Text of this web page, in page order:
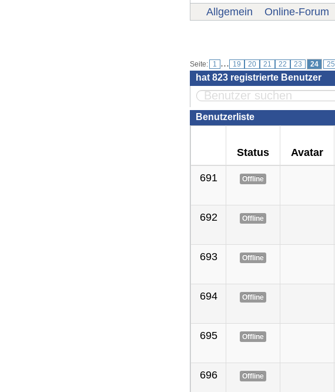
Allgemein Online-Forum
Seite: 1 ... 19 20 21 22 23 24 25
hat 823 registrierte Benutzer
Benutzerliste
Status Avatar
691 Offline
692 Offline
693 Offline
694 Offline
695 Offline
696 Offline